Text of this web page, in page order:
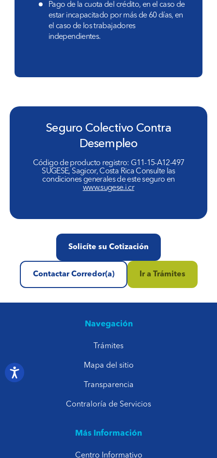
Pago de la cuota del crédito, en el caso de
estar incapacitado por más de 60 días, en
el caso de los trabajadores
independientes.
Seguro Colectivo Contra
Desempleo
Código de producto registro: G11-15-A12-497
SUGESE, Sagicor, Costa Rica Consulte las
condiciones generales de este seguro en
www.sugese.i.cr
Solicíte su Cotización
Contactar Corredor(a) Ir a Trámites
Navegación
Trámites
Mapa del sitio
Transparencia
Contraloría de Servicios
Más Información
Centro Informativo